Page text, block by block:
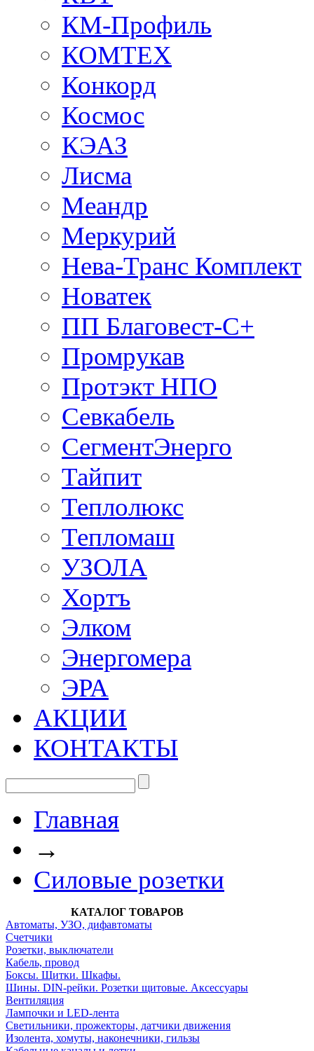
КМ-Профиль
КОМТЕХ
Конкорд
Космос
КЭАЗ
Лисма
Меандр
Меркурий
Нева-Транс Комплект
Новатек
ПП Благовест-С+
Промрукав
Протэкт НПО
Севкабель
СегментЭнерго
Тайпит
Теплолюкс
Тепломаш
УЗОЛА
Хортъ
Элком
Энергомера
ЭРА
АКЦИИ
КОНТАКТЫ
Главная
→
Силовые розетки
КАТАЛОГ ТОВАРОВ
Автоматы, УЗО, дифавтоматы
Счетчики
Розетки, выключатели
Кабель, провод
Боксы. Щитки. Шкафы.
Шины. DIN-рейки. Розетки щитовые. Аксессуары
Вентиляция
Лампочки и LED-лента
Светильники, прожекторы, датчики движения
Изолента, хомуты, наконечники, гильзы